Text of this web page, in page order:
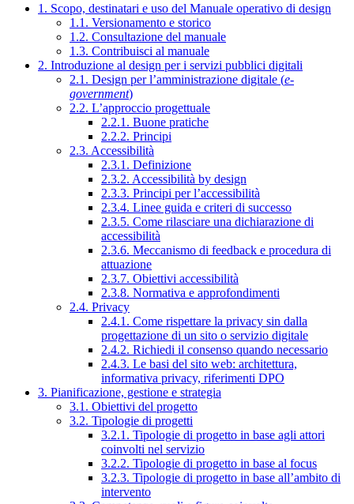
1. Scopo, destinatari e uso del Manuale operativo di design
1.1. Versionamento e storico
1.2. Consultazione del manuale
1.3. Contribuisci al manuale
2. Introduzione al design per i servizi pubblici digitali
2.1. Design per l’amministrazione digitale (e-
government)
2.2. L’approccio progettuale
2.2.1. Buone pratiche
2.2.2. Principi
2.3. Accessibilità
2.3.1. Definizione
2.3.2. Accessibilità by design
2.3.3. Principi per l’accessibilità
2.3.4. Linee guida e criteri di successo
2.3.5. Come rilasciare una dichiarazione di
accessibilità
2.3.6. Meccanismo di feedback e procedura di
attuazione
2.3.7. Obiettivi accessibilità
2.3.8. Normativa e approfondimenti
2.4. Privacy
2.4.1. Come rispettare la privacy sin dalla
progettazione di un sito o servizio digitale
2.4.2. Richiedi il consenso quando necessario
2.4.3. Le basi del sito web: architettura,
informativa privacy, riferimenti DPO
3. Pianificazione, gestione e strategia
3.1. Obiettivi del progetto
3.2. Tipologie di progetti
3.2.1. Tipologie di progetto in base agli attori
coinvolti nel servizio
3.2.2. Tipologie di progetto in base al focus
3.2.3. Tipologie di progetto in base all’ambito di
intervento